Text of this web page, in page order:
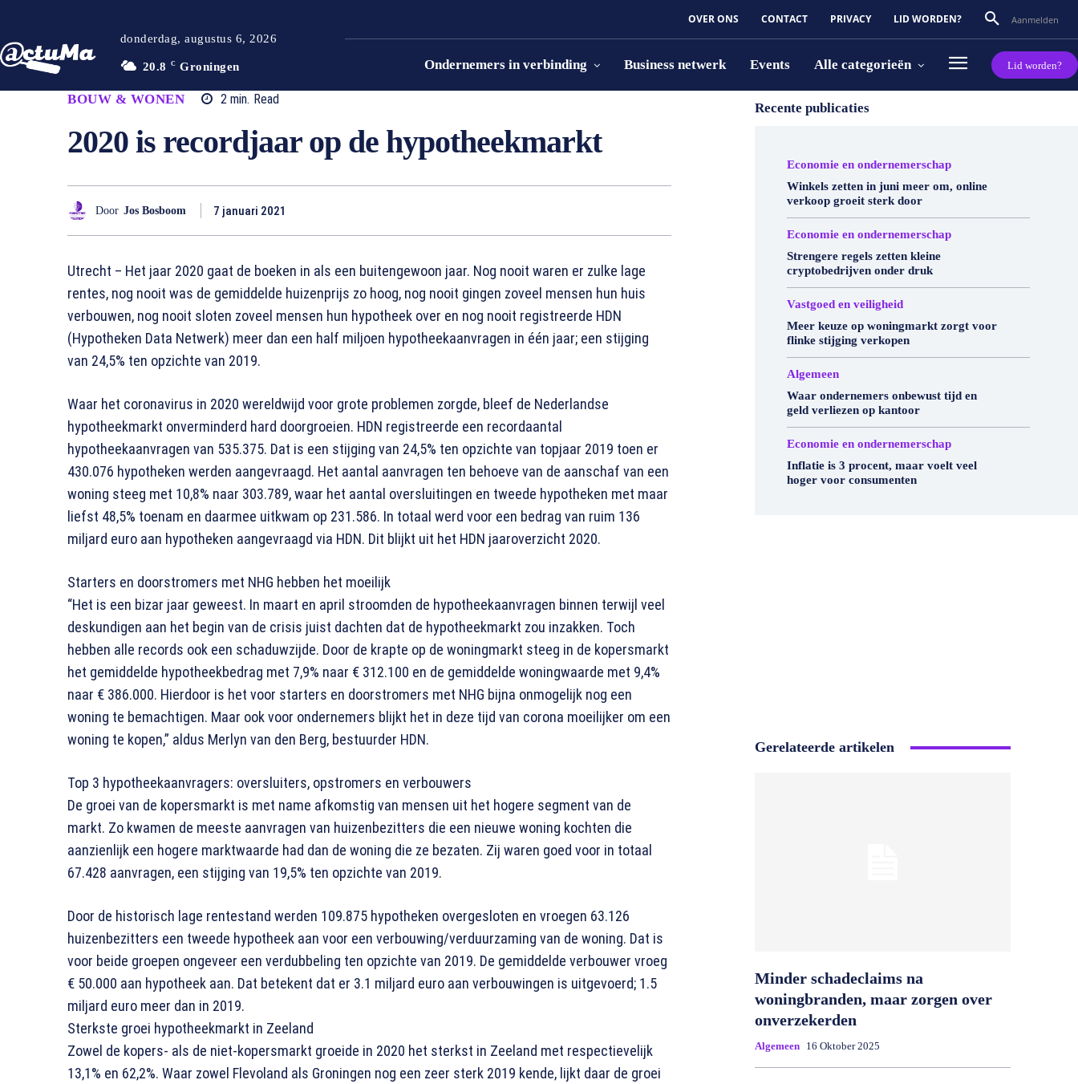
donderdag, augustus 6, 2026
20.8 C Groningen
OVER ONS CONTACT PRIVACY LID WORDEN? Aanmelden
Ondernemers in verbinding Business netwerk Events Alle categorieën Lid worden?
BOUW & WONEN 2 min. Read
2020 is recordjaar op de hypotheekmarkt
Door Jos Bosboom 7 januari 2021
Utrecht – Het jaar 2020 gaat de boeken in als een buitengewoon jaar. Nog nooit waren er zulke lage
rentes, nog nooit was de gemiddelde huizenprijs zo hoog, nog nooit gingen zoveel mensen hun huis
verbouwen, nog nooit sloten zoveel mensen hun hypotheek over en nog nooit registreerde HDN
(Hypotheken Data Netwerk) meer dan een half miljoen hypotheekaanvragen in één jaar; een stijging
van 24,5% ten opzichte van 2019.
Waar het coronavirus in 2020 wereldwijd voor grote problemen zorgde, bleef de Nederlandse
hypotheekmarkt onverminderd hard doorgroeien. HDN registreerde een recordaantal
hypotheekaanvragen van 535.375. Dat is een stijging van 24,5% ten opzichte van topjaar 2019 toen er
430.076 hypotheken werden aangevraagd. Het aantal aanvragen ten behoeve van de aanschaf van een
woning steeg met 10,8% naar 303.789, waar het aantal oversluitingen en tweede hypotheken met maar
liefst 48,5% toenam en daarmee uitkwam op 231.586. In totaal werd voor een bedrag van ruim 136
miljard euro aan hypotheken aangevraagd via HDN. Dit blijkt uit het HDN jaaroverzicht 2020.
Starters en doorstromers met NHG hebben het moeilijk
“Het is een bizar jaar geweest. In maart en april stroomden de hypotheekaanvragen binnen terwijl veel
deskundigen aan het begin van de crisis juist dachten dat de hypotheekmarkt zou inzakken. Toch
hebben alle records ook een schaduwzijde. Door de krapte op de woningmarkt steeg in de kopersmarkt
het gemiddelde hypotheekbedrag met 7,9% naar € 312.100 en de gemiddelde woningwaarde met 9,4%
naar € 386.000. Hierdoor is het voor starters en doorstromers met NHG bijna onmogelijk nog een
woning te bemachtigen. Maar ook voor ondernemers blijkt het in deze tijd van corona moeilijker om een
woning te kopen,” aldus Merlyn van den Berg, bestuurder HDN.
Top 3 hypotheekaanvragers: oversluiters, opstromers en verbouwers
De groei van de kopersmarkt is met name afkomstig van mensen uit het hogere segment van de
markt. Zo kwamen de meeste aanvragen van huizenbezitters die een nieuwe woning kochten die
aanzienlijk een hogere marktwaarde had dan de woning die ze bezaten. Zij waren goed voor in totaal
67.428 aanvragen, een stijging van 19,5% ten opzichte van 2019.
Door de historisch lage rentestand werden 109.875 hypotheken overgesloten en vroegen 63.126
huizenbezitters een tweede hypotheek aan voor een verbouwing/verduurzaming van de woning. Dat is
voor beide groepen ongeveer een verdubbeling ten opzichte van 2019. De gemiddelde verbouwer vroeg
€ 50.000 aan hypotheek aan. Dat betekent dat er 3.1 miljard euro aan verbouwingen is uitgevoerd; 1.5
miljard euro meer dan in 2019.
Sterkste groei hypotheekmarkt in Zeeland
Zowel de kopers- als de niet-kopersmarkt groeide in 2020 het sterkst in Zeeland met respectievelijk
13,1% en 62,2%. Waar zowel Flevoland als Groningen nog een zeer sterk 2019 kende, lijkt daar de groei
Recente publicaties
Economie en ondernemerschap
Winkels zetten in juni meer om, online
verkoop groeit sterk door
Economie en ondernemerschap
Strengere regels zetten kleine
cryptobedrijven onder druk
Vastgoed en veiligheid
Meer keuze op woningmarkt zorgt voor
flinke stijging verkopen
Algemeen
Waar ondernemers onbewust tijd en
geld verliezen op kantoor
Economie en ondernemerschap
Inflatie is 3 procent, maar voelt veel
hoger voor consumenten
Gerelateerde artikelen
Minder schadeclaims na
woningbranden, maar zorgen over
onverzekerden
Algemeen 16 Oktober 2025